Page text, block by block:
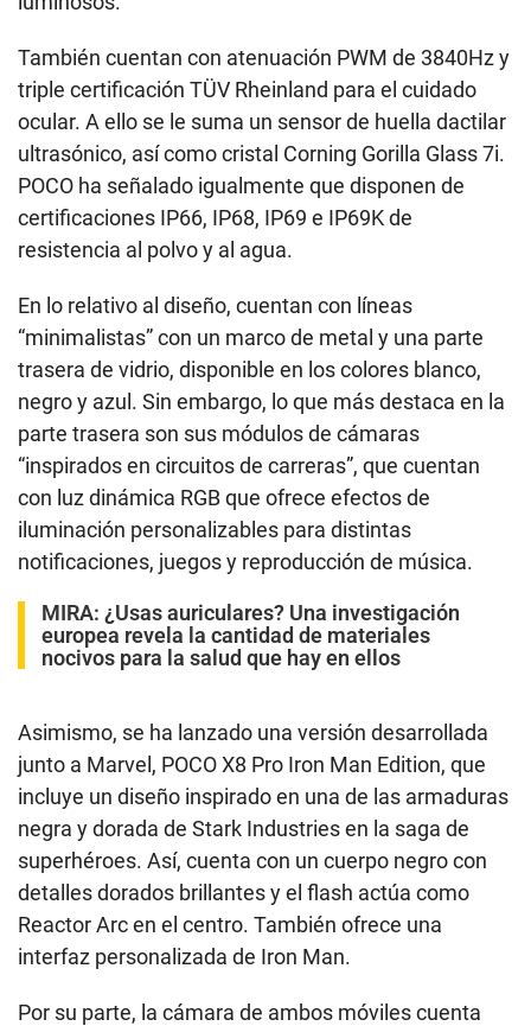
También cuentan con atenuación PWM de 3840Hz y
triple certificación TÜV Rheinland para el cuidado
ocular. A ello se le suma un sensor de huella dactilar
ultrasónico, así como cristal Corning Gorilla Glass 7i.
POCO ha señalado igualmente que disponen de
certificaciones IP66, IP68, IP69 e IP69K de
resistencia al polvo y al agua.
En lo relativo al diseño, cuentan con líneas
“minimalistas” con un marco de metal y una parte
trasera de vidrio, disponible en los colores blanco,
negro y azul. Sin embargo, lo que más destaca en la
parte trasera son sus módulos de cámaras
“inspirados en circuitos de carreras”, que cuentan
con luz dinámica RGB que ofrece efectos de
iluminación personalizables para distintas
notificaciones, juegos y reproducción de música.
MIRA: ¿Usas auriculares? Una investigación
europea revela la cantidad de materiales
nocivos para la salud que hay en ellos
Asimismo, se ha lanzado una versión desarrollada
junto a Marvel, POCO X8 Pro Iron Man Edition, que
incluye un diseño inspirado en una de las armaduras
negra y dorada de Stark Industries en la saga de
superhéroes. Así, cuenta con un cuerpo negro con
detalles dorados brillantes y el flash actúa como
Reactor Arc en el centro. También ofrece una
interfaz personalizada de Iron Man.
Por su parte, la cámara de ambos móviles cuenta